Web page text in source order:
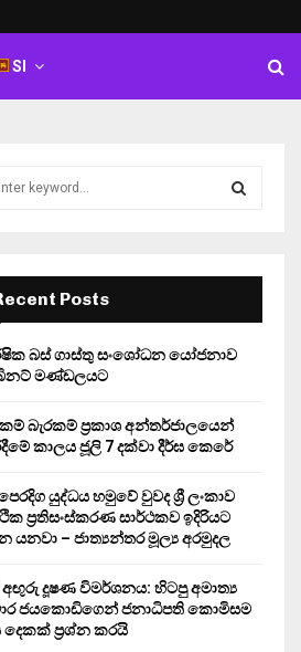
SI
E
A
R
H
Posts
බස් ගාස්තු සංශෝධන යෝජනාව
මණ්ඩලයට
බැරකම් ප්‍රකාශ අන්තර්ජාලයෙන්
කාලය ජූලි 7 දක්වා දීර්ඝ කෙරේ
යුද්ධය හමුවේ වුවද ශ්‍රී ලංකාව
ප්‍රතිසංස්කරණ සාර්ථකව ඉදිරියට
යනවා – ජාත්‍යන්තර මූල්‍ය අරමුදල
දූෂණ විමර්ශනය: හිටපු අමාත්‍ය
ජයකොඩිගෙන් ජනාධිපති කොමිසම
දෙකක් ප්‍රශ්න කරයි